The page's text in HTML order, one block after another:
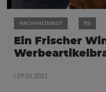
NACHHALTIGKEIT PSI
Ein Frischer
| 19.01.2021